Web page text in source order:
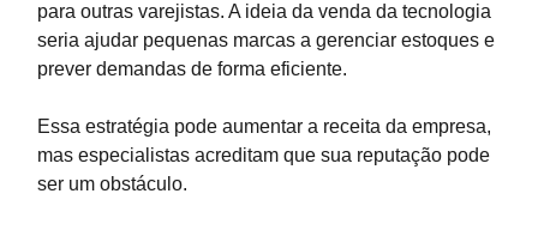
para outras varejistas. A ideia da venda da tecnologia
seria ajudar pequenas marcas a gerenciar estoques e
prever demandas de forma eficiente.
Essa estratégia pode aumentar a receita da empresa,
mas especialistas acreditam que sua reputação pode
ser um obstáculo.